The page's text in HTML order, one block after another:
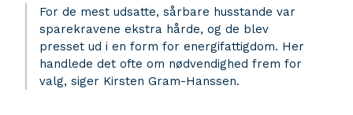
For de mest udsatte, sårbare husstande var
sparekravene ekstra hårde, og de blev
presset ud i en form for energifattigdom. Her
handlede det ofte om nødvendighed frem for
valg, siger Kirsten Gram-Hanssen.